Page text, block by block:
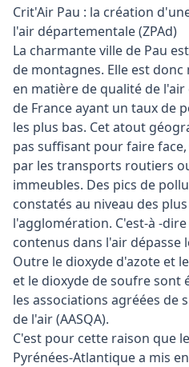
Crit'Air Pau : la création
l'air départementale (ZPAd)
La charmante ville de Pau
de montagnes. Elle est
en matière de qualité de
de France ayant un taux de
les plus bas. Cet atout
pas suffisant pour faire
par les transports routiers
immeubles. Des pics de
constatés au niveau des
l'agglomération. C'est-à -
contenus dans l'air dépasse
Outre le dioxyde d'azote et
et le dioxyde de soufre sont
les associations agréées de
de l'air (AASQA).
C'est pour cette raison que
Pyrénées-Atlantique a mis